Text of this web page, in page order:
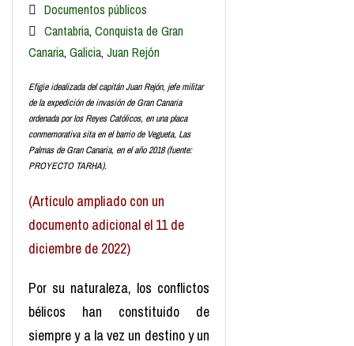
Documentos públicos
Cantabria,Conquista de Gran
Canaria,Galicia,Juan Rejón
Efigie idealizada del capitán Juan Rejón, jefe militar
de la expedición de invasión de Gran Canaria
ordenada por los Reyes Católicos, en una placa
conmemorativa sita en el barrio de Vegueta, Las
Palmas de Gran Canaria, en el año 2018 (fuente:
PROYECTO TARHA).
(Artículo ampliado con un
documento adicional el 11 de
diciembre de 2022)
Por su naturaleza, los conflictos
bélicos han constituido de
siempre y a la vez un destino y un